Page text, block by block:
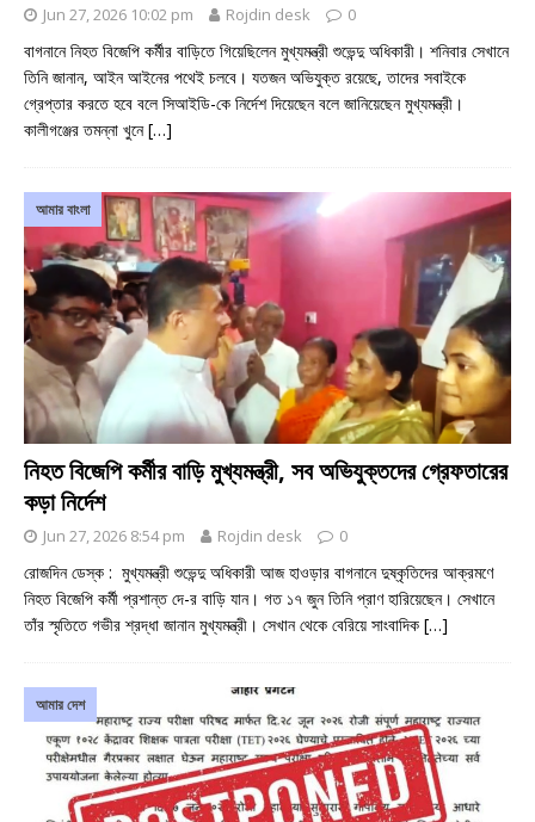
Jun 27, 2026 10:02 pm Rojdin desk 0
বাগনানে নিহত বিজেপি কর্মীর বাড়িতে গিয়েছিলেন মুখ্যমন্ত্রী শুভেন্দু অধিকারী। শনিবার সেখানে
তিনি জানান, আইন আইনের পথেই চলবে। যতজন অভিযুক্ত রয়েছে, তাদের সবাইকে
গ্রেপ্তার করতে হবে বলে সিআইডি-কে নির্দেশ দিয়েছেন বলে জানিয়েছেন মুখ্যমন্ত্রী।
কালীগঞ্জের তমন্না খুনে[…]
আমার বাংলা
নিহত বিজেপি কর্মীর বাড়ি মুখ্যমন্ত্রী, সব অভিযুক্তদের গ্রেফতারের
কড়া নির্দেশ
Jun 27, 2026 8:54 pm Rojdin desk 0
রোজদিন ডেস্ক : মুখ্যমন্ত্রী শুভেন্দু অধিকারী আজ হাওড়ার বাগনানে দুষ্কৃতিদের আক্রমণে
নিহত বিজেপি কর্মী প্রশান্ত দে-র বাড়ি যান। গত ১৭ জুন তিনি প্রাণ হারিয়েছেন। সেখানে
তাঁর স্মৃতিতে গভীর শ্রদ্ধা জানান মুখ্যমন্ত্রী। সেখান থেকে বেরিয়ে সাংবাদিক […]
আমার দেশ